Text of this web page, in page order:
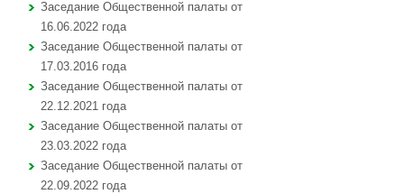
Заседание Общественной палаты от
16.06.2022 года
Заседание Общественной палаты от
17.03.2016 года
Заседание Общественной палаты от
22.12.2021 года
Заседание Общественной палаты от
23.03.2022 года
Заседание Общественной палаты от
22.09.2022 года